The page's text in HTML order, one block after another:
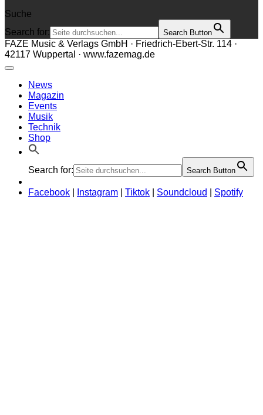
Suche
Search for:
Search Button
FAZE Music & Verlags GmbH · Friedrich-Ebert-Str. 114 ·
42117 Wuppertal · www.fazemag.de
News
Magazin
Events
Musik
Technik
Shop
Search for: Search Button
Facebook Instagram Tiktok Soundcloud Spotify